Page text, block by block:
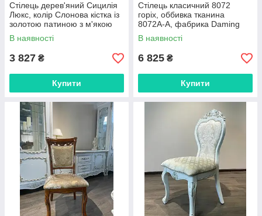
Стілець дерев'яний Сицилія
Люкс, колір Слонова кістка із
золотою патиною з м'якою
оббивкою Версаль
В наявності
3 827 ₴
Купити
Стілець класичний 8072
горіх, оббивка тканина
8072A-A, фабрика Daming
В наявності
6 825 ₴
Купити